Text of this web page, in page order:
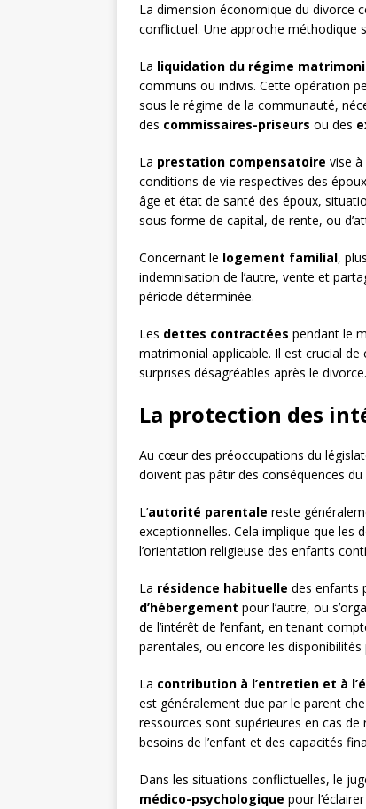
La dimension économique du divorce
conflictuel. Une approche méthodique
La liquidation du régime
communs ou indivis. Cette opération
sous le régime de la communauté,
des commissaires-priseurs ou des
La prestation compensatoire vise
conditions de vie respectives des
âge et état de santé des époux,
sous forme de capital, de rente, ou
Concernant le logement familial,
indemnisation de l’autre, vente et
période déterminée.
Les dettes contractées pendant le
matrimonial applicable. Il est crucial
surprises désagréables après le divorce.
La protection des
Au cœur des préoccupations du
doivent pas pâtir des conséquences
L’autorité parentale reste
exceptionnelles. Cela implique que les
l’orientation religieuse des enfants
La résidence habituelle des enfants
d’hébergement pour l’autre, ou
de l’intérêt de l’enfant, en tenant
parentales, ou encore les
La contribution à l’entretien et à
est généralement due par le parent
ressources sont supérieures en cas
besoins de l’enfant et des capacités
Dans les situations conflictuelles, le
médico-psychologique pour